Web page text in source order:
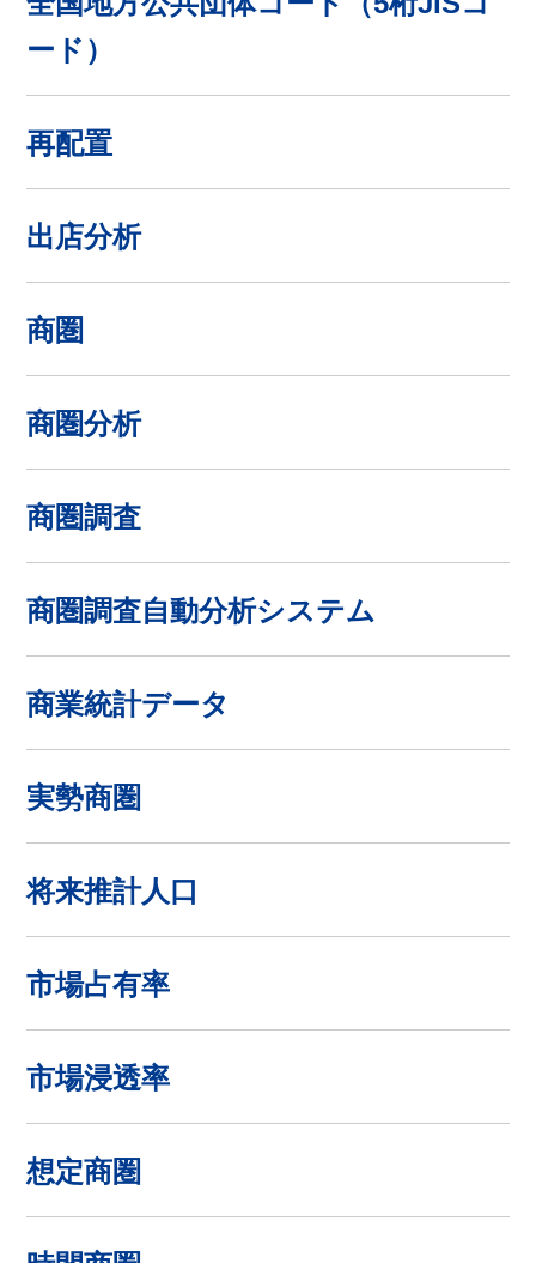
ード）
再配置
出店分析
商圏
商圏分析
商圏調査
商圏調査自動分析システム
商業統計データ
実勢商圏
将来推計人口
市場占有率
市場浸透率
想定商圏